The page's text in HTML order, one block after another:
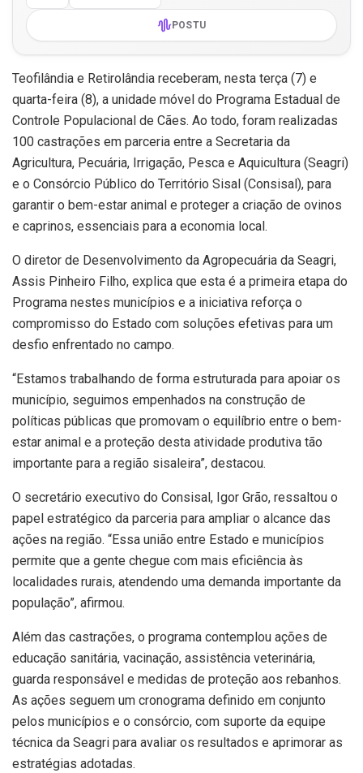
POSTU
Teofilândia e Retirolândia receberam, nesta terça (7) e
quarta-feira (8), a unidade móvel do Programa Estadual de
Controle Populacional de Cães. Ao todo, foram realizadas
100 castrações em parceria entre a Secretaria da
Agricultura, Pecuária, Irrigação, Pesca e Aquicultura (Seagri)
e o Consórcio Público do Território Sisal (Consisal), para
garantir o bem-estar animal e proteger a criação de ovinos
e caprinos, essenciais para a economia local.
O diretor de Desenvolvimento da Agropecuária da Seagri,
Assis Pinheiro Filho, explica que esta é a primeira etapa do
Programa nestes municípios e a iniciativa reforça o
compromisso do Estado com soluções efetivas para um
desfio enfrentado no campo.
“Estamos trabalhando de forma estruturada para apoiar os
município, seguimos empenhados na construção de
políticas públicas que promovam o equilíbrio entre o bem-
estar animal e a proteção desta atividade produtiva tão
importante para a região sisaleira”, destacou.
O secretário executivo do Consisal, Igor Grão, ressaltou o
papel estratégico da parceria para ampliar o alcance das
ações na região. “Essa união entre Estado e municípios
permite que a gente chegue com mais eficiência às
localidades rurais, atendendo uma demanda importante da
população”, afirmou.
Além das castrações, o programa contemplou ações de
educação sanitária, vacinação, assistência veterinária,
guarda responsável e medidas de proteção aos rebanhos.
As ações seguem um cronograma definido em conjunto
pelos municípios e o consórcio, com suporte da equipe
técnica da Seagri para avaliar os resultados e aprimorar as
estratégias adotadas.